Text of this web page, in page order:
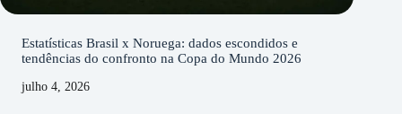
Estatísticas Brasil x Noruega: dados escondidos e
tendências do confronto na Copa do Mundo 2026
julho 4, 2026